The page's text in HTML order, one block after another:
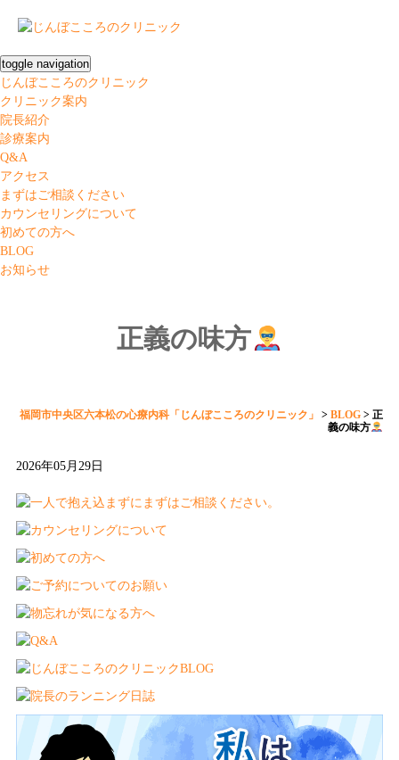
toggle navigation
じんぼこころのクリニック
クリニック案内
院長紹介
診療案内
Q&A
アクセス
まずはご相談ください
カウンセリングについて
初めての方へ
BLOG
お知らせ
正義の味方
福岡市中央区六本松の心療内科「じんぼこころのクリニック」 >BLOG >正
義の味方
2026年05月29日